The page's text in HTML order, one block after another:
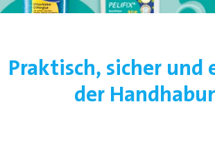
Praktisch, sicher und
der